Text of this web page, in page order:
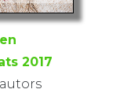
2017